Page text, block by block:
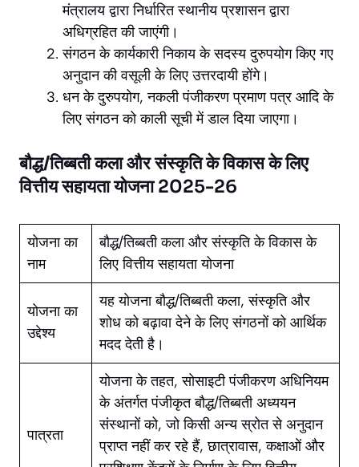
मंत्रालय द्वारा निर्धारित स्थानीय प्रशासन द्वारा
अधिग्रहित की जाएंगी।
संगठन के कार्यकारी निकाय के सदस्य दुरुपयोग किए गए
अनुदान की वसूली के लिए उत्तरदायी होंगे।
धन के दुरुपयोग, नकली पंजीकरण प्रमाण पत्र आदि के
लिए संगठन को काली सूची में डाल दिया जाएगा।
बौद्ध/तिब्बती कला और संस्कृति के विकास के लिए
वित्तीय सहायता योजना 2025-26
योजना का
नाम
बौद्ध/तिब्बती कला और संस्कृति के विकास के
लिए वित्तीय सहायता योजना
योजना का
उद्देश्य
यह योजना बौद्ध/तिब्बती कला, संस्कृति और
शोध को बढ़ावा देने के लिए संगठनों को आर्थिक
मदद देती है।
पात्रता
योजना के तहत, सोसाइटी पंजीकरण अधिनियम
के अंतर्गत पंजीकृत बौद्ध/तिब्बती अध्ययन
संस्थानों को, जो किसी अन्य स्रोत से अनुदान
प्राप्त नहीं कर रहे हैं, छात्रावास, कक्षाओं और